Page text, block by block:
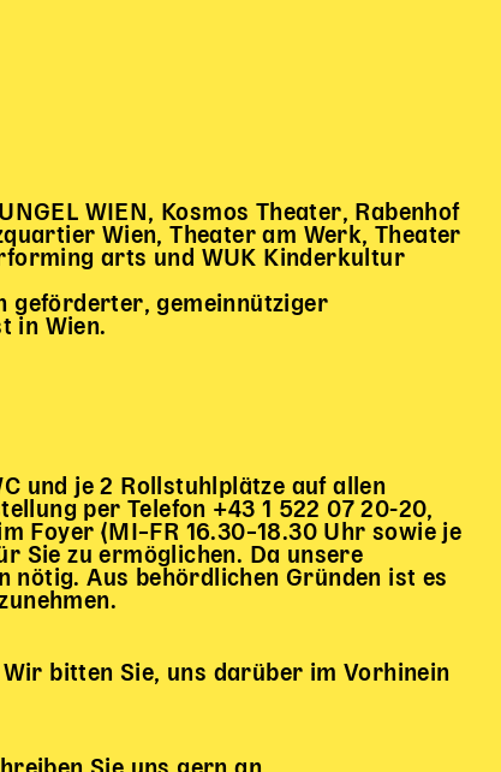
WIEN, Kosmos Theater, Rabenhof
Wien, Theater am Werk, Theater
arts und WUK Kinderkultur
geförderter, gemeinnütziger
in Wien.
und je 2 Rollstuhlplätze auf allen
per Telefon +43 1 522 07 20-20,
Foyer (MI–FR 16.30–18.30 Uhr sowie je
Sie zu ermöglichen. Da unsere
Aus behördlichen Gründen ist es
bitten Sie, uns darüber im Vorhinein